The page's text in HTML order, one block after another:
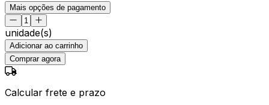
Mais opções de pagamento
unidade(s)
Adicionar ao carrinho
Comprar agora
Calcular frete e prazo